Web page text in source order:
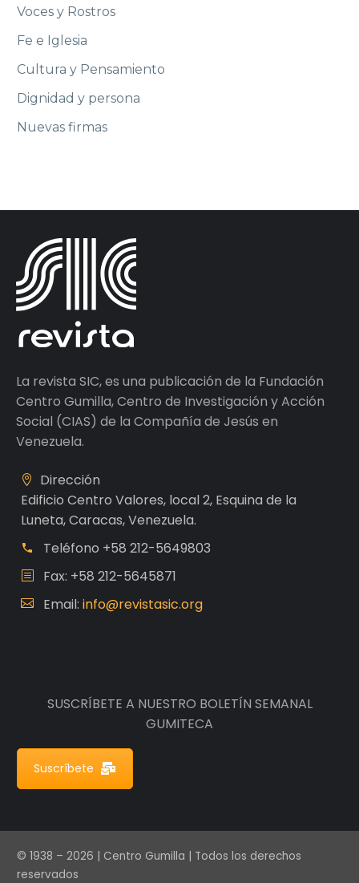
Voces y Rostros
Fe e Iglesia
Cultura y Pensamiento
Dignidad y persona
Nuevas firmas
La revista SIC, es una publicación de la Fundación
Centro Gumilla, Centro de Investigación y Acción
Social (CIAS) de la Compañía de Jesús en
Venezuela.
Dirección
Edificio Centro Valores, local 2, Esquina de la
Luneta, Caracas, Venezuela.
Teléfono +58 212-5649803
Fax: +58 212-5645871
Email: info@revistasic.org
SUSCRÍBETE A NUESTRO BOLETÍN SEMANAL
GUMITECA
Suscríbete
© 1938 – 2026 | Centro Gumilla | Todos los derechos
reservados